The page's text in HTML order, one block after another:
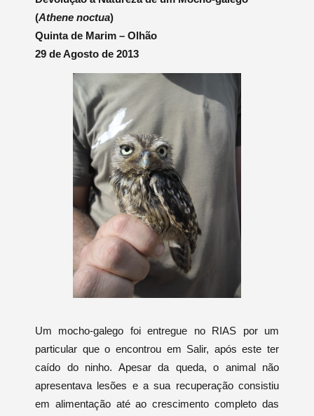
(Athene noctua)
Quinta de Marim – Olhão
29 de Agosto de 2013
Um mocho-galego foi entregue no RIAS por um
particular que o encontrou em Salir, após este ter
caído do ninho. Apesar da queda, o animal não
apresentava lesões e a sua recuperação consistiu
em alimentação até ao crescimento completo das